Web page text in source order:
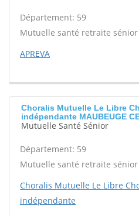
Département: 59
Mutuelle santé retraite sénior
APREVA
Choralis Mutuelle Le Libre
indépendante MAUBEUGE
Mutuelle Santé Sénior
Département: 59
Mutuelle santé retraite sénior
Choralis Mutuelle Le Libre
indépendante